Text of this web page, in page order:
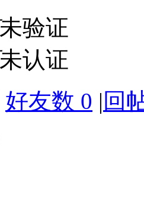
未验证
未认证
好友数 0 | 回